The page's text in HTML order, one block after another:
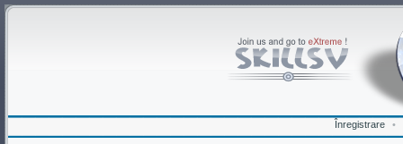
Înregistrare •